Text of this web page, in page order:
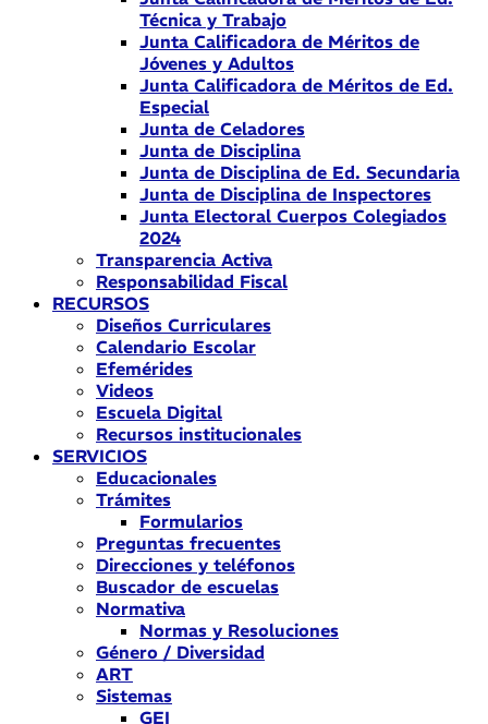
Técnica y Trabajo
Junta Calificadora de Méritos de
Jóvenes y Adultos
Junta Calificadora de Méritos de Ed.
Especial
Junta de Celadores
Junta de Disciplina
Junta de Disciplina de Ed. Secundaria
Junta de Disciplina de Inspectores
Junta Electoral Cuerpos Colegiados
2024
Transparencia Activa
Responsabilidad Fiscal
RECURSOS
Diseños Curriculares
Calendario Escolar
Efemérides
Videos
Escuela Digital
Recursos institucionales
SERVICIOS
Educacionales
Trámites
Formularios
Preguntas frecuentes
Direcciones y teléfonos
Buscador de escuelas
Normativa
Normas y Resoluciones
Género / Diversidad
ART
Sistemas
GEI